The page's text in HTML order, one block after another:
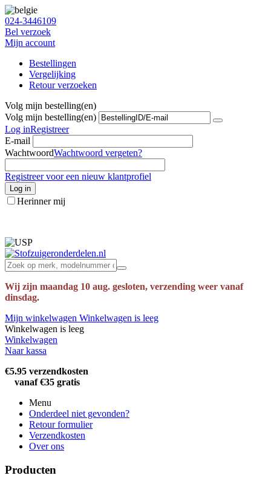
024-3446109
Bel verzoek
Mijn account
Bestellingen
Vergelijking
Retour verzoeken
Volg mijn bestelling(en)
Volg mijn bestelling(en)
Log inRegistreer
E-mail
WachtwoordWachtwoord vergeten?
Registreer voor een nieuw klantprofiel
Log in
Herinner mij
Wij zijn maandag 10 aug. gesloten, verzending weer vanaf
dinsdag.
Mijn winkelwagen Winkelwagen is leeg
Winkelwagen is leeg
Winkelwagen
Naar kassa
€5.95 verzendkosten
vanaf €35 gratis
Menu
Onderdeel niet gevonden?
Retour formulier
Verzendkosten
Over ons
Producten